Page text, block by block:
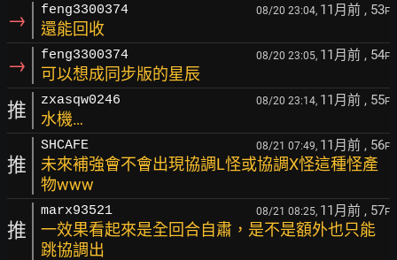
→ feng3300374 08/20 23:04, 11月前 , 53F
還能回收
→ feng3300374 08/20 23:05, 11月前 , 54F
可以想成同步版的星辰
推 zxasqw0246 08/20 23:14, 11月前 , 55F
水機…
推
SHCAFE 08/21 07:49, 11月前 , 56F
未來補強會不會出現協調L怪或協調X怪這種怪產
物www
推
marx93521 08/21 08:25, 11月前 , 57F
一效果看起來是全回合自肅，是不是額外也只能
跳協調出